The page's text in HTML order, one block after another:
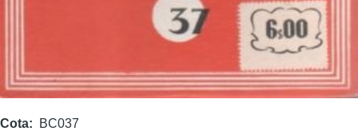
Cota
BC037